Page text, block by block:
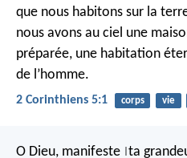
que nous habitons sur la
nous avons au ciel une
préparée, une habitation
de l’homme.
2 Corinthiens 5:1 corps vie
O Dieu, manifeste ta